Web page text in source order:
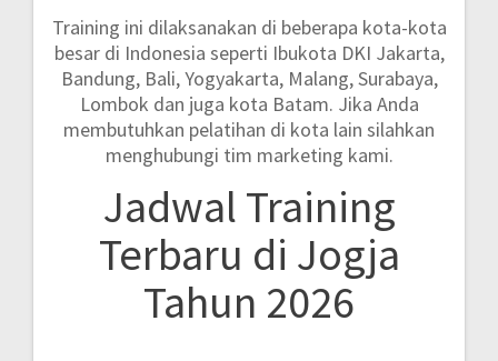
Training ini dilaksanakan di beberapa kota-kota
besar di Indonesia seperti Ibukota DKI Jakarta,
Bandung, Bali, Yogyakarta, Malang, Surabaya,
Lombok dan juga kota Batam. Jika Anda
membutuhkan pelatihan di kota lain silahkan
menghubungi tim marketing kami.
Jadwal Training
Terbaru di Jogja
Tahun 2026